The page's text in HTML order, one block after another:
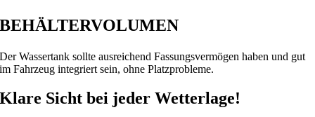
BEHÄLTERVOLUMEN
Der Wassertank sollte ausreichend Fassungsvermögen haben und gut
im Fahrzeug integriert sein, ohne Platzprobleme.
Klare Sicht bei jeder Wetterlage!